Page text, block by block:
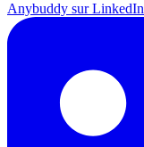
Anybuddy sur LinkedIn